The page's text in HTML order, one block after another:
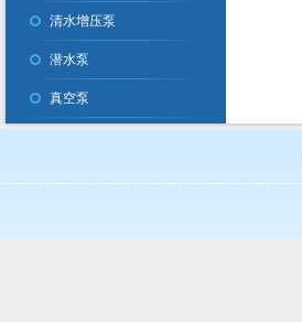
清水增压泵
潜水泵
真空泵